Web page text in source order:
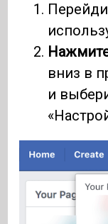
вниз в
и